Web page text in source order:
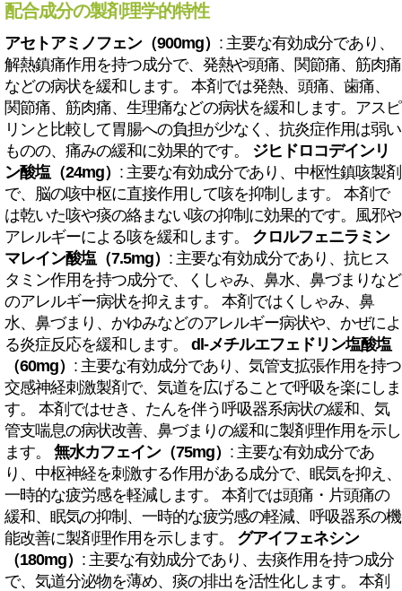
配合成分の製剤理学的特性
アセトアミノフェン（900mg） : 主要な有効成分であり、
解熱鎮痛作用を持つ成分で、発熱や頭痛、関節痛、筋肉痛
などの病状を緩和します。 本剤では発熱、頭痛、歯痛、
関節痛、筋肉痛、生理痛などの病状を緩和します。アスピ
リンと比較して胃腸への負担が少なく、抗炎症作用は弱い
ものの、痛みの緩和に効果的です。 ジヒドロコデインリ
ン酸塩（24mg） : 主要な有効成分であり、中枢性鎮咳製剤
で、脳の咳中枢に直接作用して咳を抑制します。 本剤で
は乾いた咳や痰の絡まない咳の抑制に効果的です。風邪や
アレルギーによる咳を緩和します。 クロルフェニラミン
マレイン酸塩（7.5mg） : 主要な有効成分であり、抗ヒス
タミン作用を持つ成分で、くしゃみ、鼻水、鼻づまりなど
のアレルギー病状を抑えます。 本剤ではくしゃみ、鼻
水、鼻づまり、かゆみなどのアレルギー病状や、かぜによ
る炎症反応を緩和します。 dl-メチルエフェドリン塩酸塩
（60mg） : 主要な有効成分であり、気管支拡張作用を持つ
交感神経刺激製剤で、気道を広げることで呼吸を楽にしま
す。 本剤ではせき、たんを伴う呼吸器系病状の緩和、気
管支喘息の病状改善、鼻づまりの緩和に製剤理作用を示し
ます。 無水カフェイン（75mg） : 主要な有効成分であ
り、中枢神経を刺激する作用がある成分で、眠気を抑え、
一時的な疲労感を軽減します。 本剤では頭痛・片頭痛の
緩和、眠気の抑制、一時的な疲労感の軽減、呼吸器系の機
能改善に製剤理作用を示します。 グアイフェネシン
（180mg） : 主要な有効成分であり、去痰作用を持つ成分
で、気道分泌物を薄め、痰の排出を活性化します。 本剤